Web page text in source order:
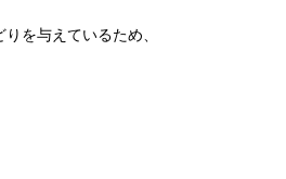
を与えているため、